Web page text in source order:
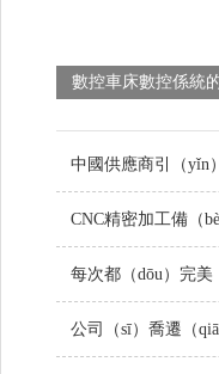
數控車床數控係統
公司（sī）喬遷（